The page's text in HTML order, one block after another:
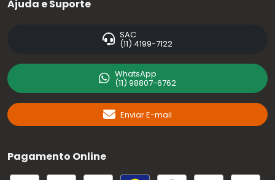
Ajuda e Suporte
SAC
(11) 4199-7122
WhatsApp
(11) 98807-6762
Enviar E-mail
Pagamento Online